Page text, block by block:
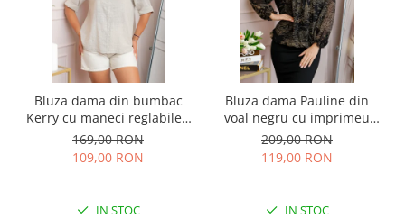
Bluza dama din bumbac
Kerry cu maneci reglabile -
Ecru
169,00 RON
109,00 RON
IN STOC
Bluza dama Pauline din
voal negru cu imprimeu
floral auriu
209,00 RON
119,00 RON
IN STOC